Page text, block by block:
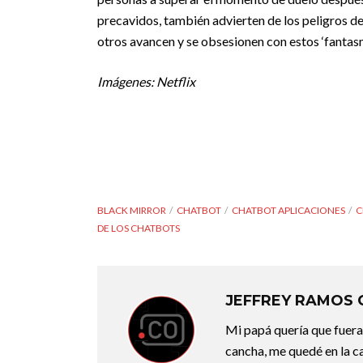
precavidos, también advierten de los peligros
otros avancen y se obsesionen con estos
Imágenes: Netflix
BLACK MIRROR CHATBOT CHATBOT APLICACIONES
DE LOS CHATBOTS
JEFFREY RAMOS
Mi papá quería que
cancha, me quedé en la